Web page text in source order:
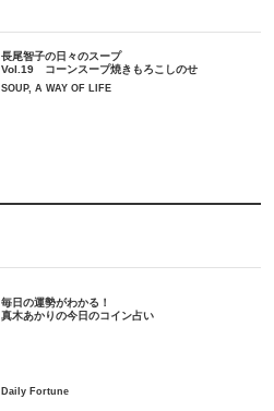
長尾智子の日々のスープ
Vol.19 コーンスープ焼きもろこしのせ
SOUP, A WAY OF LIFE
毎日の運勢がわかる！